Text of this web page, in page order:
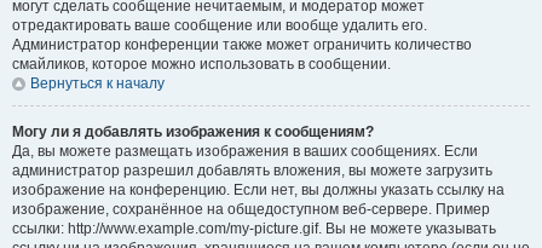
могут сделать сообщение нечитаемым, и модератор может
отредактировать ваше сообщение или вообще удалить его.
Администратор конференции также может ограничить количество
смайликов, которое можно использовать в сообщении.
Вернуться к началу
Могу ли я добавлять изображения к сообщениям?
Да, вы можете размещать изображения в ваших сообщениях. Если
администратор разрешил добавлять вложения, вы можете загрузить
изображение на конференцию. Если нет, вы должны указать ссылку на
изображение, сохранённое на общедоступном веб-сервере. Пример
ссылки: http://www.example.com/my-picture.gif. Вы не можете указывать